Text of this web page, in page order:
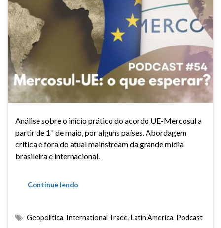
Análise sobre o início prático do acordo UE-Mercosul a
partir de 1º de maio, por alguns países. Abordagem
crítica e fora do atual mainstream da grande mídia
brasileira e internacional.
Continue lendo
Geopolítica, International Trade, Latin America, Podcast